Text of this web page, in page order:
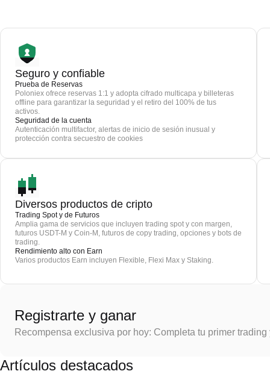
Seguro y confiable
Prueba de Reservas
Poloniex ofrece reservas 1:1 y adopta cifrado multicapa y billeteras
offline para garantizar la seguridad y el retiro del 100% de tus
activos.
Seguridad de la cuenta
Autenticación multifactor, alertas de inicio de sesión inusual y
protección contra secuestro de cookies
Diversos productos de cripto
Trading Spot y de Futuros
Amplia gama de servicios que incluyen trading spot y con margen,
futuros USDT-M y Coin-M, futuros de copy trading, opciones y bots de
trading.
Rendimiento alto con Earn
Varios productos Earn incluyen Flexible, Flexi Max y Staking.
Registrarte y ganar
Recompensa exclusiva por hoy: Completa tu primer
Artículos destacados